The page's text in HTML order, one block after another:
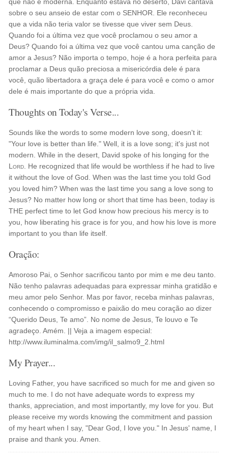
sobre o seu anseio de estar com o SENHOR. Ele reconheceu
que a vida não teria valor se tivesse que viver sem Deus.
Quando foi a última vez que você proclamou o seu amor a
Deus? Quando foi a última vez que você cantou uma canção de
amor a Jesus? Não importa o tempo, hoje é a hora perfeita para
proclamar a Deus quão preciosa a misericórdia dele é para
você, quão libertadora a graça dele é para você e como o amor
dele é mais importante do que a própria vida.
Thoughts on Today's Verse...
Sounds like the words to some modern love song, doesn't it:
"Your love is better than life." Well, it is a love song; it's just not
modern. While in the desert, David spoke of his longing for the
Lord . He recognized that life would be worthless if he had to live
it without the love of God. When was the last time you told God
you loved him? When was the last time you sang a love song to
Jesus? No matter how long or short that time has been, today is
THE perfect time to let God know how precious his mercy is to
you, how liberating his grace is for you, and how his love is more
important to you than life itself.
Oração:
Amoroso Pai, o Senhor sacrificou tanto por mim e me deu tanto.
Não tenho palavras adequadas para expressar minha gratidão e
meu amor pelo Senhor. Mas por favor, receba minhas palavras,
conhecendo o compromisso e paixão do meu coração ao dizer
“Querido Deus, Te amo”. No nome de Jesus, Te louvo e Te
agradeço. Amém. || Veja a imagem especial:
http://www.iluminalma.com/img/il_salmo9_2.html
My Prayer...
Loving Father, you have sacrificed so much for me and given so
much to me. I do not have adequate words to express my
thanks, appreciation, and most importantly, my love for you. But
please receive my words knowing the commitment and passion
of my heart when I say, "Dear God, I love you." In Jesus' name, I
praise and thank you. Amen.